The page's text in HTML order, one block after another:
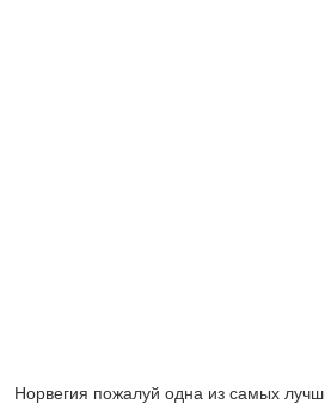
Норвегия пожалуй одна из самых